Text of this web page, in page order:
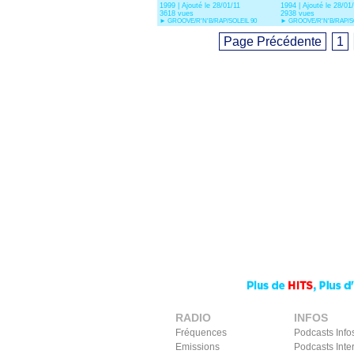
1999 | Ajouté le 28/01/11
3618 vues
► GROOVE/R'N'B/RAP/SOLEIL 90
1994 | Ajouté le 28/
2938 vues
► GROOVE/R'N'B/RAP/
Page Précédente 1
RADIO
Fréquences
Emissions
INFOS
Podcasts
Podcasts